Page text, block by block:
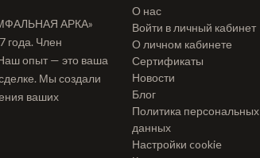
АРКА»
года. Член
опыт — это ваша
Мы создали
ваших
О нас
Войти в личный кабинет
О личном кабинете
Сертификаты
Новости
Блог
Политика персональных
данных
Настройки cookie